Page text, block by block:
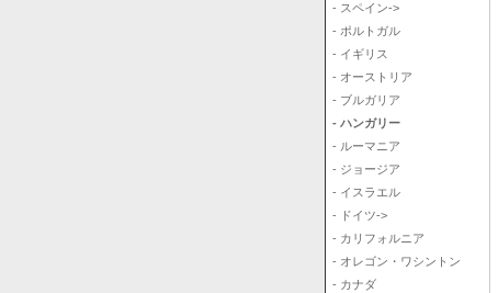
- スペイン->
- ポルトガル
- イギリス
- オーストリア
- ブルガリア
- ハンガリー
- ルーマニア
- ジョージア
- イスラエル
- ドイツ->
- カリフォルニア
- オレゴン・ワシントン
- カナダ